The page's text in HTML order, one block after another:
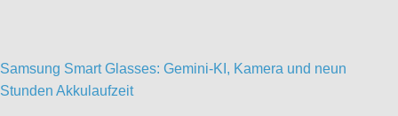
Samsung Smart Glasses: Gemini-KI, Kamera und neun
Stunden Akkulaufzeit